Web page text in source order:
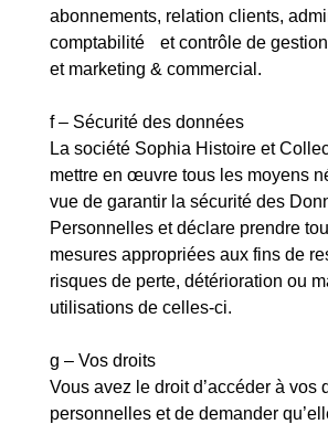
abonnements, relation clients,
comptabilité et contrôle de
et marketing & commercial.
f – Sécurité des données
La société Sophia Histoire et
mettre en œuvre tous les moyens
vue de garantir la sécurité des
Personnelles et déclare prendre
mesures appropriées aux fins de
risques de perte, détérioration ou
utilisations de celles-ci.
g – Vos droits
Vous avez le droit d’accéder à vos
personnelles et de demander